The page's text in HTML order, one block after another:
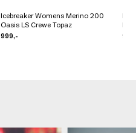
Icebreaker Womens Merino 200
Oasis LS Crewe Topaz
999,-